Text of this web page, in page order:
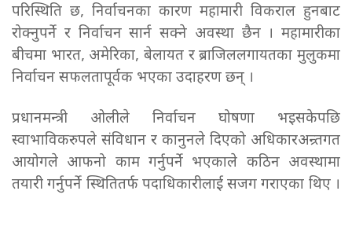
परिस्थिति छ, निर्वाचनका कारण महामारी विकराल हुनबाट
रोक्नुपर्ने र निर्वाचन सार्न सक्ने अवस्था छैन । महामारीका
बीचमा भारत, अमेरिका, बेलायत र ब्राजिललगायतका मुलुकमा
निर्वाचन सफलतापूर्वक भएका उदाहरण छन् ।
प्रधानमन्त्री ओलीले निर्वाचन घोषणा भइसकेपछि
स्वाभाविकरुपले संविधान र कानुनले दिएको अधिकारअन्र्तगत
आयोगले आफनो काम गर्नुपर्ने भएकाले कठिन अवस्थामा
तयारी गर्नुपर्ने स्थितितर्फ पदाधिकारीलाई सजग गराएका थिए ।